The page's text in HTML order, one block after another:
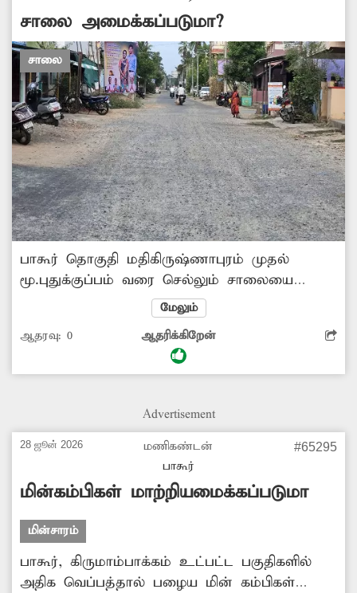
சாலை அமைக்கப்படுமா?
சாலை
பாகூர் தொகுதி மதிகிருஷ்ணாபுரம் முதல்
மூ.புதுக்குப்பம் வரை செல்லும் சாலையை
சீரமைக்க பூமி பூஜை செய்யப்பட்டும் பணிகள்
தொடங்கப்படவில்லை. இதனால் சாலையில்
கற்கள் பரவி கிடப்பதால் இரு சக்கரங்களில்
வரும் வாகன ஓட்டிகள் அடிக்கடி விபத்தில் சிக்கி
அமைக்கும் பணியை தொடங்க வேண்டும்.
மேலும்
ஆதரவு: 0 ஆதரிக்கிறேன்
Advertisement
28 ஜூன் 2026
மணிகண்டன்
பாகூர்
#65295
மின்கம்பிகள் மாற்றியமைக்கப்படுமா
மின்சாரம்
பாகூர், கிருமாம்பாக்கம் உட்பட்ட பகுதிகளில்
அதிக வெப்பத்தால் பழைய மின் கம்பிகள்